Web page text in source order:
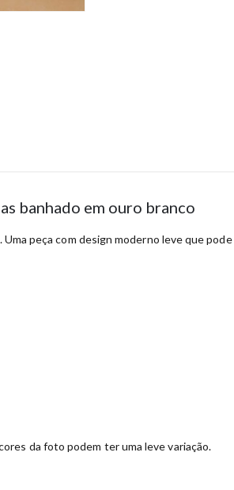
banhado em ouro branco
peça com design moderno leve que
da foto podem ter uma leve variação.